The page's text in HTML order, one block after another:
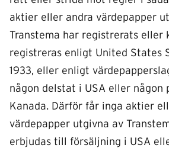
aktier eller andra värdepapper
Transtema har registrerats eller
registreras enligt United States
1933, eller enligt
någon delstat i USA eller någon
Kanada. Därför får inga aktier
värdepapper utgivna av
erbjudas till försäljning i USA